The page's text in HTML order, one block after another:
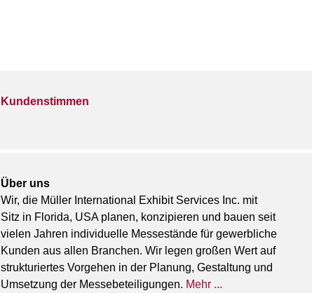
Kundenstimmen
Über uns
Wir, die Müller International Exhibit Services Inc. mit
Sitz in Florida, USA planen, konzipieren und bauen seit
vielen Jahren individuelle Messestände für gewerbliche
Kunden aus allen Branchen. Wir legen großen Wert auf
strukturiertes Vorgehen in der Planung, Gestaltung und
Umsetzung der Messebeteiligungen. Mehr ...